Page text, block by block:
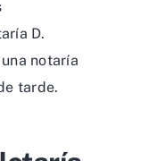
D.
notaría
tarde.